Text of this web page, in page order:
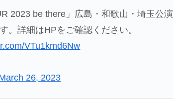
2023 be there」広島・和歌山・埼玉公演
。詳細はHPをご確認ください。
VTu1kmd6Nw
26, 2023